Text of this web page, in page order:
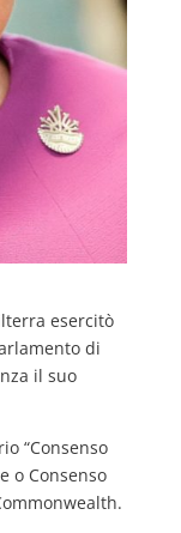
esercitò
di
il suo
“Consenso
o Consenso